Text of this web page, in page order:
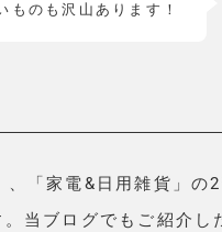
ものも沢山あります！
「家電&日用雑貨」の
当ブログでもご紹介し